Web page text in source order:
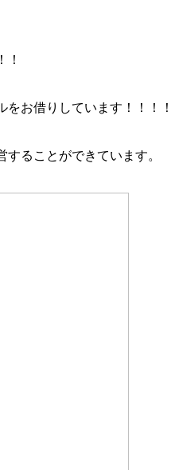
！
お借りしています！！！！
ることができています。